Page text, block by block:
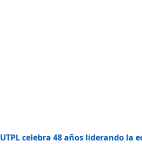
UTPL celebra 48 años liderando la